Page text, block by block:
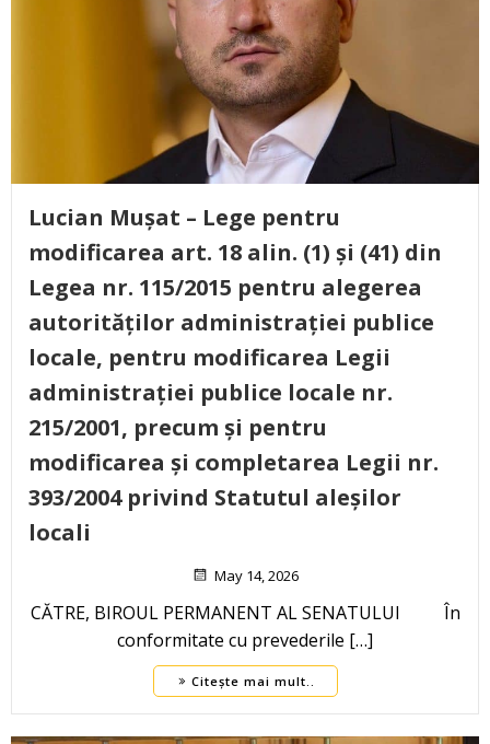
Lucian Mușat – Lege pentru
modificarea art. 18 alin. (1) și (41) din
Legea nr. 115/2015 pentru alegerea
autorităților administrației publice
locale, pentru modificarea Legii
administrației publice locale nr.
215/2001, precum și pentru
modificarea și completarea Legii nr.
393/2004 privind Statutul aleșilor
locali
May 14, 2026
CĂTRE, BIROUL PERMANENT AL SENATULUI În
conformitate cu prevederile […]
Citește mai mult..